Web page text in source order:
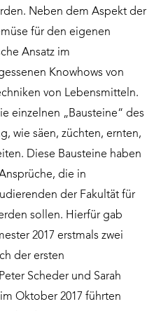
Neben dem Aspekt der
für den eigenen
Ansatz im
Knowhows von
von Lebensmitteln.
einzelnen „Bausteine“ des
wie säen, züchten, ernten,
Diese Bausteine haben
die in
der Fakultät für
sollen. Hierfür gab
2017 erstmals zwei
der ersten
Scheder und Sarah
Oktober 2017 führten